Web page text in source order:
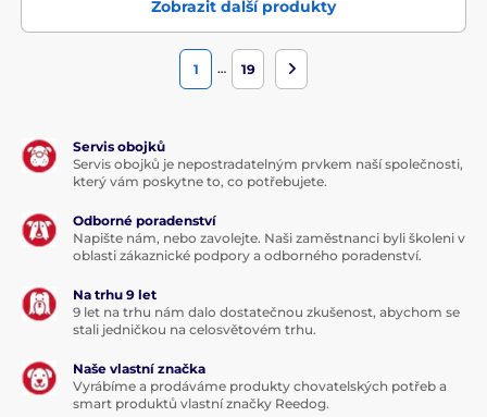
Zobrazit další produkty
1 … 19
Servis obojků
Servis obojků je nepostradatelným prvkem naší společnosti,
který vám poskytne to, co potřebujete.
Odborné poradenství
Napište nám, nebo zavolejte. Naši zaměstnanci byli školeni v
oblasti zákaznické podpory a odborného poradenství.
Na trhu 9 let
9 let na trhu nám dalo dostatečnou zkušenost, abychom se
stali jedničkou na celosvětovém trhu.
Naše vlastní značka
Vyrábíme a prodáváme produkty chovatelských potřeb a
smart produktů vlastní značky Reedog.